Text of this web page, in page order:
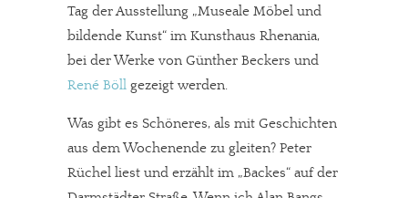
Tag der Ausstellung „Museale Möbel und
bildende Kunst“ im Kunsthaus Rhenania,
bei der Werke von Günther Beckers und
René Böll gezeigt werden.
Was gibt es Schöneres, als mit Geschichten
aus dem Wochenende zu gleiten? Peter
Rüchel liest und erzählt im „Backes“ auf der